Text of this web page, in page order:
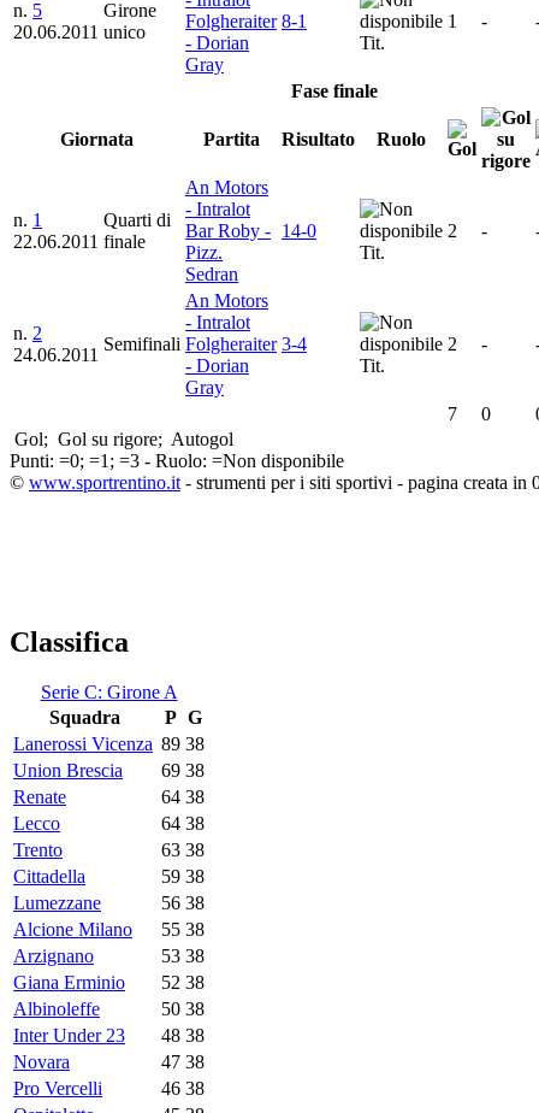
n. 5
20.06.2011
Girone
unico
Folgheraiter
- Dorian
Gray
8-1
Tit.
1 -
Fase finale
Giornata Partita Risultato Ruolo
n. 1
22.06.2011
Quarti di
finale
An Motors
- Intralot
Bar Roby -
Pizz.
Sedran
14-0
Tit.
2 -
n. 2
24.06.2011
Semifinali
An Motors
- Intralot
Folgheraiter
- Dorian
Gray
3-4
Tit.
2 -
7 0
Gol; Gol su rigore; Autogol
Punti: =0; =1; =3 - Ruolo: =Non disponibile
© www.sportrentino.it - strumenti per i siti sportivi - pagina creata in
Classifica
Serie C: Girone A
Squadra
P G
Lanerossi Vicenza 89 38
Union Brescia
69 38
Renate
64 38
Lecco
64 38
Trento
63 38
Cittadella
59 38
Lumezzane
56 38
Alcione Milano
55 38
Arzignano
53 38
Giana Erminio
52 38
Albinoleffe
50 38
Inter Under 23
48 38
Novara
47 38
Pro Vercelli
46 38